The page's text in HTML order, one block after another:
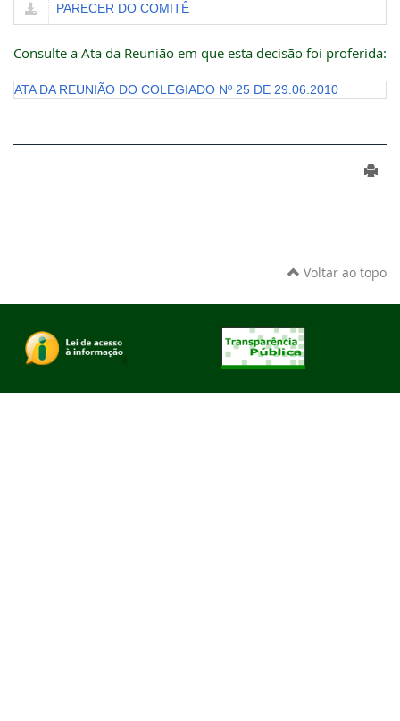
PARECER DO COMITÊ
Consulte a Ata da Reunião em que esta decisão foi proferida:
ATA DA REUNIÃO DO COLEGIADO Nº 25 DE 29.06.2010
Voltar ao topo